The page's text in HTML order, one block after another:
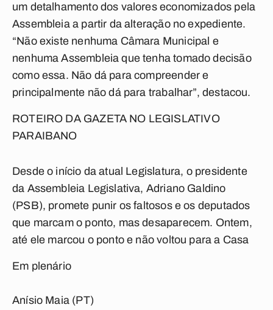
um detalhamento dos valores economizados pela
Assembleia a partir da alteração no expediente.
“Não existe nenhuma Câmara Municipal e
nenhuma Assembleia que tenha tomado decisão
como essa. Não dá para compreender e
principalmente não dá para trabalhar”, destacou.
ROTEIRO DA GAZETA NO LEGISLATIVO
PARAIBANO
Desde o início da atual Legislatura, o presidente
da Assembleia Legislativa, Adriano Galdino
(PSB), promete punir os faltosos e os deputados
que marcam o ponto, mas desaparecem. Ontem,
até ele marcou o ponto e não voltou para a Casa
Em plenário
Anísio Maia (PT)